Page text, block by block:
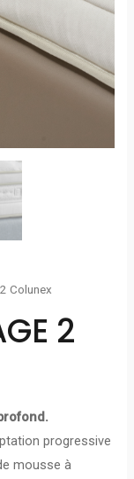
Colunex
2
progressive
mousse à